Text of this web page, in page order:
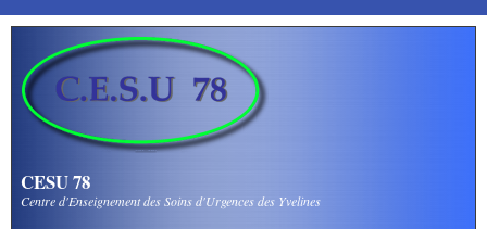
Aller au contenu principal
CESU 78
Centre d'Enseignement des Soins d'Urgences des Yvelines